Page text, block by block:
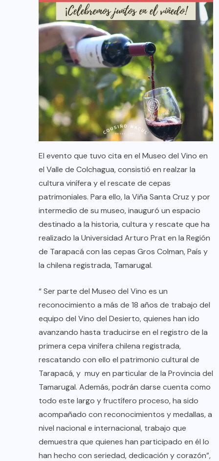
El evento que tuvo cita en el Museo del Vino en
el Valle de Colchagua, consistió en realzar la
cultura vinífera y el rescate de cepas
patrimoniales. Para ello, la Viña Santa Cruz y por
intermedio de su museo, inauguró un espacio
destinado a la historia, cultura y rescate que ha
realizado la Universidad Arturo Prat en la Región
de Tarapacá con las cepas Gros Colman, País y
la chilena registrada, Tamarugal.
“ Ser parte del Museo del Vino es un
reconocimiento a más de 18 años de trabajo del
equipo del Vino del Desierto, quienes han ido
avanzando hasta traducirse en el registro de la
primera cepa vinífera chilena registrada,
rescatando con ello el patrimonio cultural de
Tarapacá, y muy en particular de la Provincia del
Tamarugal. Además, podrán darse cuenta como
todo este largo y fructífero proceso, ha sido
acompañado con reconocimientos y medallas, a
nivel nacional e internacional, trabajo que
demuestra que quienes han participado en él lo
han hecho con seriedad, dedicación y corazón”,